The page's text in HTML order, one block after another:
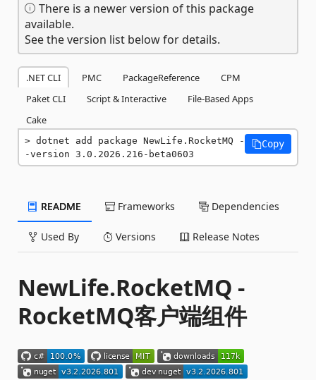
There is a newer version of this package
available.
See the version list below for details.
.NET CLI PMC PackageReference
CPM
Paket CLI
Script & Interactive
File-Based Apps
Cake
dotnet add package NewLife.RocketMQ -
-version 3.0.2026.216-beta0603
Copy
README Frameworks Dependencies
Used By Versions Release Notes
NewLife.RocketMQ -
RocketMQ客户端组件